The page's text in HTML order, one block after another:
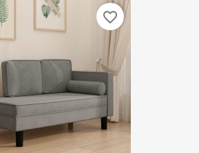
favorite_border